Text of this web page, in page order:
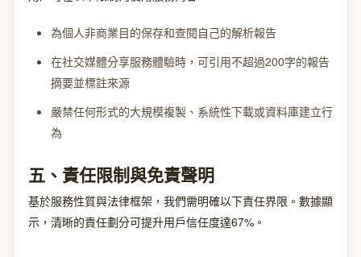
為個人非商業目的保存和查閱自己的解析報告
在社交媒體分享服務體驗時，可引用不超過200字的報告
摘要並標註來源
嚴禁任何形式的大規模複製、系統性下載或資料庫建立行
為
五、責任限制與免責聲明
基於服務性質與法律框架，我們需明確以下責任界限。數據顯
示，清晰的責任劃分可提升用戶信任度達67%。